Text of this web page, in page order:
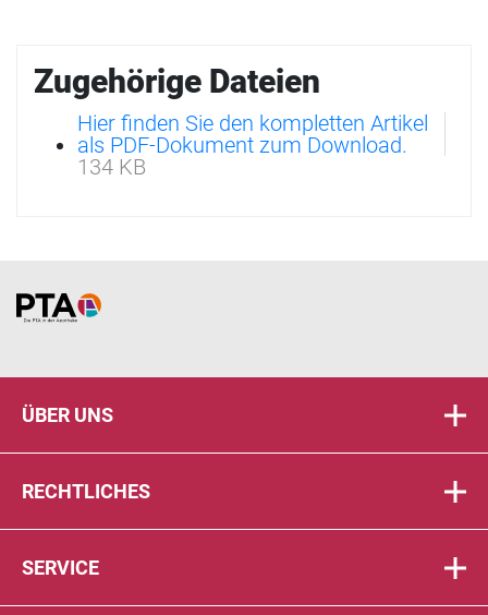
Zugehörige Dateien
Hier finden Sie den kompletten Artikel
als PDF-Dokument zum Download.
134 KB
Home
ÜBER UNS
RECHTLICHES
SERVICE